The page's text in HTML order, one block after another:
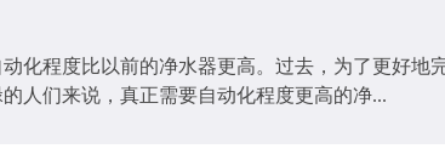
程度比以前的净水器更高。过去，为了更好地
人们来说，真正需要自动化程度更高的净...